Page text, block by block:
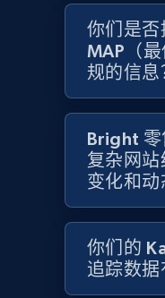
Title, Seller name,
price, Currency,
Amazon
Title, Seller name,
price, Currency,
你们是否
MAP（
规的信息
Bright 零
复杂网
变化和动
你们的
追踪数据